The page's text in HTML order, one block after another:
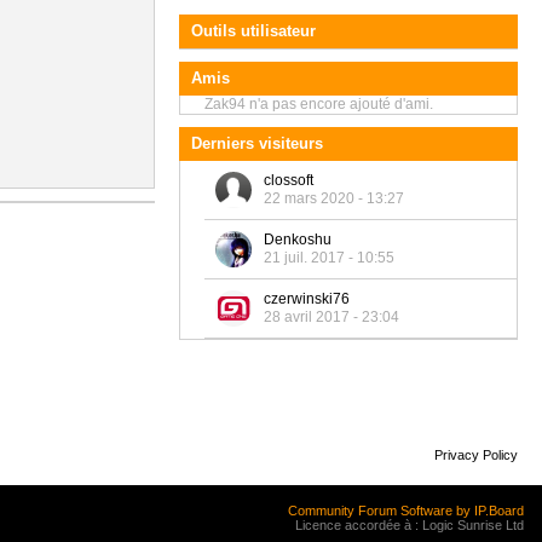
Outils utilisateur
Amis
Zak94 n'a pas encore ajouté d'ami.
Derniers visiteurs
clossoft
22 mars 2020 - 13:27
Denkoshu
21 juil. 2017 - 10:55
czerwinski76
28 avril 2017 - 23:04
Privacy Policy
Community Forum Software by IP.Board
Licence accordée à : Logic Sunrise Ltd